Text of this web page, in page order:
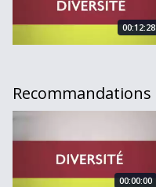
00:12:28
Recommandations
Diversité du 17.06.16
00:00:00